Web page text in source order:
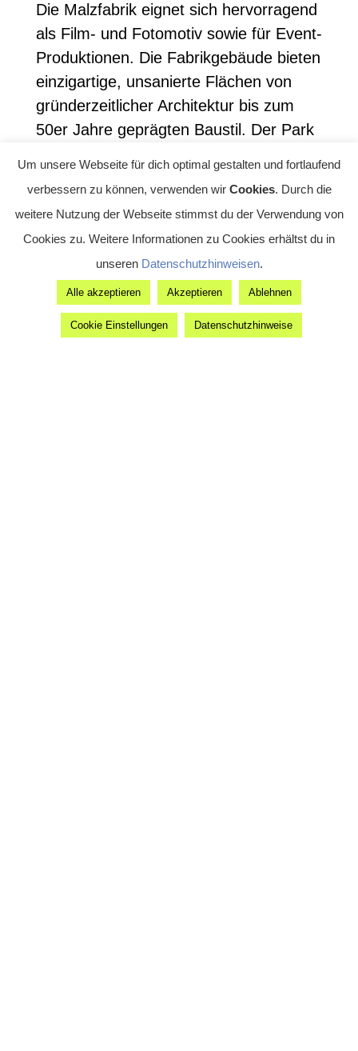
Die Malzfabrik eignet sich hervorragend
als Film- und Fotomotiv sowie für Event-
Produktionen. Die Fabrikgebäude bieten
einzigartige, unsanierte Flächen von
gründerzeitlicher Architektur bis zum
50er Jahre geprägten Baustil. Der Park
Die Malzfabrik Event GmbH ist
exklusiver Partner der Malzfabrik und
für jegliche Veranstaltungsanfragen zur
Location – ob Motiv oder Event – erster
Ansprechpartner.
Um unsere Webseite für dich optimal gestalten und fortlaufend
verbessern zu können, verwenden wir Cookies. Durch die
weitere Nutzung der Webseite stimmst du der Verwendung von
Cookies zu. Weitere Informationen zu Cookies erhältst du in
unseren Datenschutzhinweisen.
Alle akzeptieren Akzeptieren Ablehnen
Cookie Einstellungen Datenschutzhinweise